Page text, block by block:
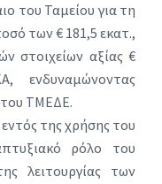
του Ταμείου για τη
των € 181,5 εκατ.,
στοιχείων αξίας €
ΤΜΕΔΕ.
της χρήσης του
ρόλο του
λειτουργίας των